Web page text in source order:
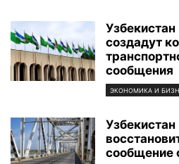
создадут
сообщения
ЭКОНОМИКА И
сообщение